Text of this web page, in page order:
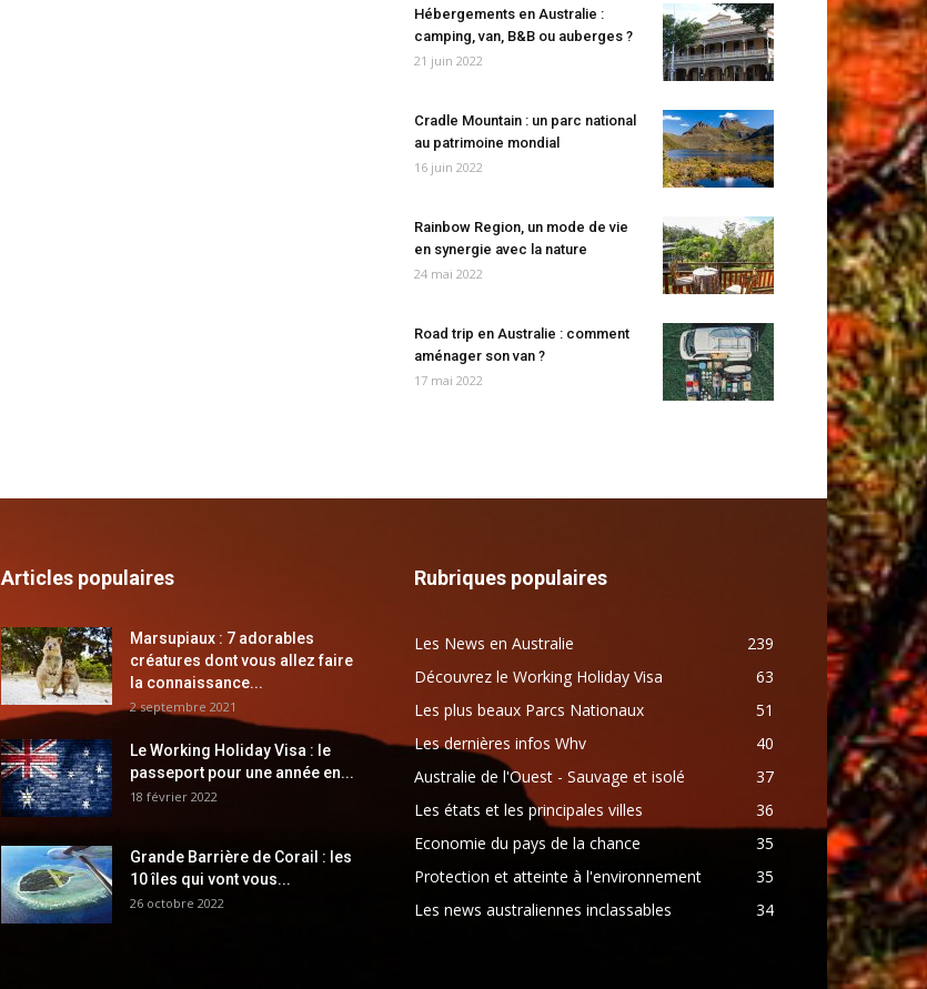
Hébergements en Australie :
camping, van, B&B ou auberges ?
21 juin 2022
Cradle Mountain : un parc national
au patrimoine mondial
16 juin 2022
Rainbow Region, un mode de vie
en synergie avec la nature
24 mai 2022
Road trip en Australie : comment
aménager son van ?
17 mai 2022
Articles populaires
Marsupiaux : 7 adorables
créatures dont vous allez faire
la connaissance...
2 septembre 2021
Le Working Holiday Visa : le
passeport pour une année en...
18 février 2022
Grande Barrière de Corail : les
10 îles qui vont vous...
26 octobre 2022
Rubriques populaires
Les News en Australie
239
Découvrez le Working Holiday Visa
63
Les plus beaux Parcs Nationaux
51
Les dernières infos Whv
40
Australie de l'Ouest - Sauvage et isolé
37
Les états et les principales villes
36
Economie du pays de la chance
35
Protection et atteinte à l'environnement
35
Les news australiennes inclassables
34